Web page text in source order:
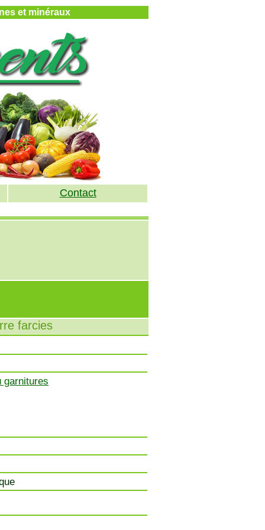
et minéraux
Contact
farcies
garnitures